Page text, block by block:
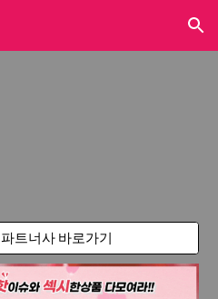
Skip to navigation
트너사 바로가기